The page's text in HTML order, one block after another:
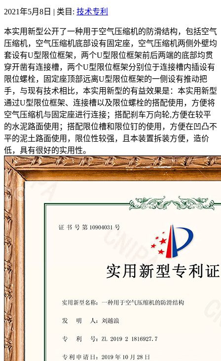
2021年5月8日 | 类目: 技术专利
本实用新型公开了一种用于空气压缩机的防滑结构，包括空气
压缩机，空气压缩机底部设有固定座，空气压缩机两侧外壁均
套设有U型限位框架，两个U型限位框架前后两端的底部均贯
穿开凿有连接槽，两个U型限位框架分别位于连接槽内插设有
限位螺栓，固定座顶部远离U型限位框架的一侧设有推动把
手，与现有技术相比，本实用新型的有益效果是：本实用新型
通过U型限位框架、连接槽以及限位螺栓的搭配使用，方便将
空气压缩机与固定座进行连接；搭配刹车万向轮,方便在较平
的水泥路面使用；搭配限位槽和限位钉的使用，方便在凹凸不
平的泥土路面使用，限位性较强，且本装置拆装方便，造价
低，具有很好的实用性。